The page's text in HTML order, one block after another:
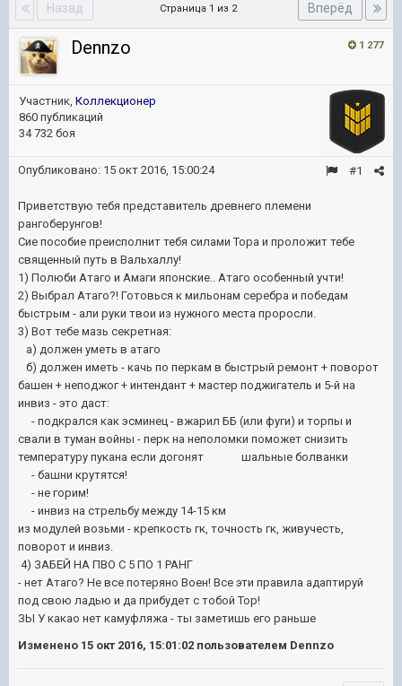
Назад Вперёд
Страница 1 из 2
1 277
Dennzo
Участник, Коллекционер
860 публикаций
34 732 боя
#1
Опубликовано: 15 окт 2016, 15:00:24
Приветствую тебя представитель древнего племени
рангоберунгов!
Сие пособие преисполнит тебя силами Тора и проложит тебе
священный путь в Вальхаллу!
1) Полюби Атаго и Амаги японские.. Атаго особенный учти!
2) Выбрал Атаго?! Готовься к мильонам серебра и победам
быстрым - али руки твои из нужного места проросли.
3) Вот тебе мазь секретная:
а) должен уметь в атаго
б) должен иметь - качь по перкам в быстрый ремонт + поворот
башен + неподжог + интендант + мастер поджигатель и 5-й на
инвиз - это даст:
- подкрался как эсминец - вжарил ББ (или фуги) и торпы и
свали в туман войны - перк на неполомки поможет снизить
температуру пукана если догонят шальные болванки
- башни крутятся!
- не горим!
- инвиз на стрельбу между 14-15 км
из модулей возьми - крепкость гк, точность гк, живучесть,
поворот и инвиз.
4) ЗАБЕЙ НА ПВО С 5 ПО 1 РАНГ
- нет Атаго? Не все потеряно Воен! Все эти правила адаптируй
под свою ладью и да прибудет с тобой Тор!
ЗЫ У какао нет камуфляжа - ты заметишь его раньше
Изменено 15 окт 2016, 15:01:02 пользователем Dennzo